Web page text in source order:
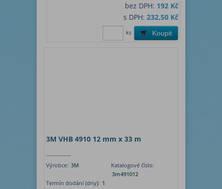
bez DPH: 192 Kč
s DPH:232,50 Kč
Koupit
ks
3M VHB 4910 12 mm x 33 m
Výrobce: 3M
Katalogové číslo:
3m491012
Termín dodání (dny): 1